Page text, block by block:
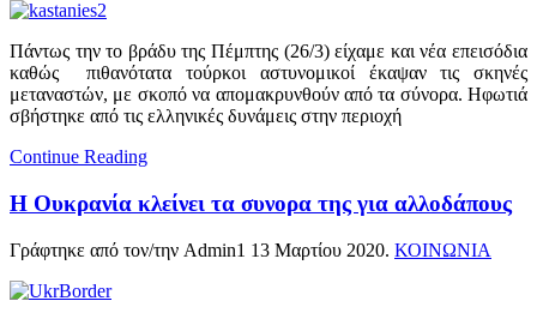
Πάντως την το βράδυ της Πέμπτης (26/3) είχαμε και νέα επεισόδια
καθώς πιθανότατα τούρκοι αστυνομικοί έκαψαν τις σκηνές
μεταναστών, με σκοπό να απομακρυνθούν από τα σύνορα. Ηφωτιά
σβήστηκε από τις ελληνικές δυνάμεις στην περιοχή
Continue Reading
Η Ουκρανία κλείνει τα συνορα της για αλλοδάπους
Γράφτηκε από τον/την Admin1 13 Μαρτίου 2020. ΚΟΙΝΩΝΙΑ